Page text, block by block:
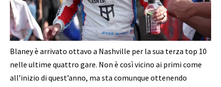
Blaney è arrivato ottavo a Nashville per la sua terza top 10
nelle ultime quattro gare. Non è così vicino ai primi come
all’inizio di quest’anno, ma sta comunque ottenendo